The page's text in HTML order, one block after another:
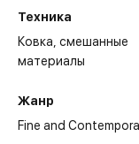
Техника
Ковка,смешанные
материалы
Жанр
Fine and